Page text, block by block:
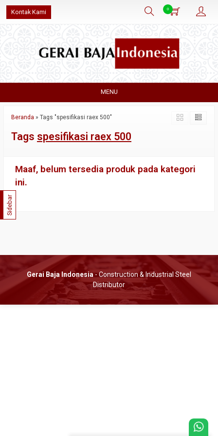
Kontak Kami 0
MENU
Beranda » Tags "spesifikasi raex 500"
Tags spesifikasi raex 500
Maaf, belum tersedia produk pada kategori
ini.
Sidebar
Gerai Baja Indonesia- Construction & Industrial Steel
Distributor